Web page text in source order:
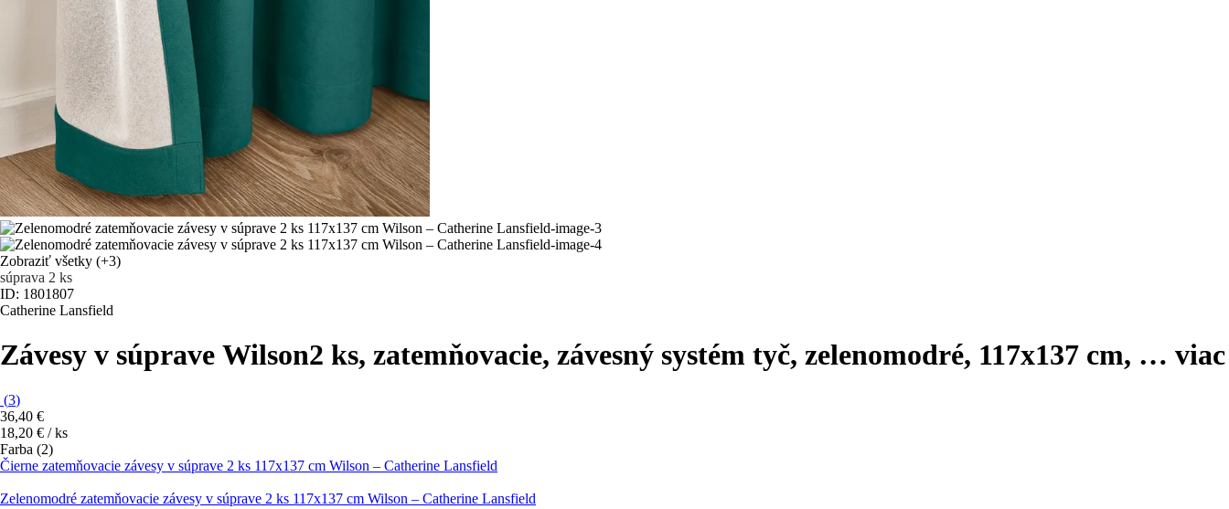
Zobraziť všetky (+3)
súprava 2 ks
ID: 1801807
Catherine Lansfield
Závesy v súprave Wilson2 ks, zatemňovacie, závesný systém tyč, zelenomodré, 117x137 cm, … viac
(3)
36,40 €
18,20 € / ks
Farba (2)
Čierne zatemňovacie závesy v súprave 2 ks 117x137 cm Wilson – Catherine Lansfield
Zelenomodré zatemňovacie závesy v súprave 2 ks 117x137 cm Wilson – Catherine Lansfield